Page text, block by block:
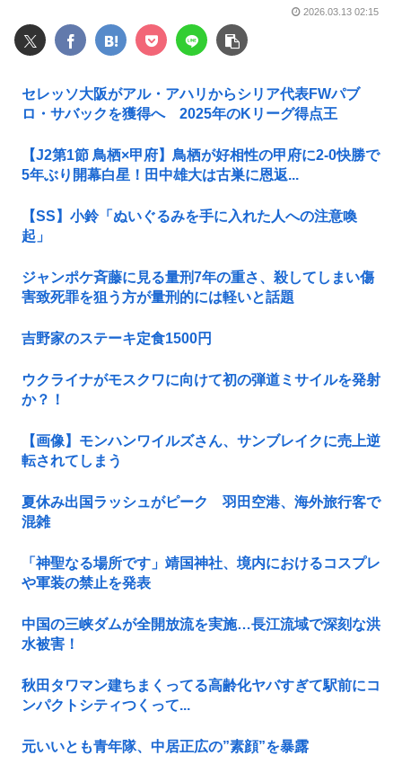
2026.03.13 02:15
セレッソ大阪がアル・アハリからシリア代表FWパブ
ロ・サバックを獲得へ 2025年のKリーグ得点王
【J2第1節 鳥栖×甲府】鳥栖が好相性の甲府に2-0快勝で
5年ぶり開幕白星！田中雄大は古巣に恩返...
【SS】小鈴「ぬいぐるみを手に入れた人への注意喚
起」
ジャンポケ斉藤に見る量刑7年の重さ、殺してしまい傷
害致死罪を狙う方が量刑的には軽いと話題
吉野家のステーキ定食1500円
ウクライナがモスクワに向けて初の弾道ミサイルを発射
か？！
【画像】モンハンワイルズさん、サンブレイクに売上逆
転されてしまう
夏休み出国ラッシュがピーク 羽田空港、海外旅行客で
混雑
「神聖なる場所です」靖国神社、境内におけるコスプレ
や軍装の禁止を発表
中国の三峡ダムが全開放流を実施…長江流域で深刻な洪
水被害！
秋田タワマン建ちまくってる高齢化ヤバすぎて駅前にコ
ンパクトシティつくって...
元いいとも青年隊、中居正広の”素顔”を暴露